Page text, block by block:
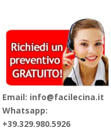
Email: info@facilecina.it
Whatsapp:
+39.329.980.5926